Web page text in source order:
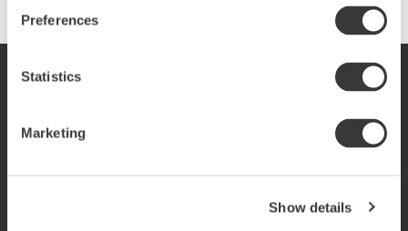
Preferences
Statistics
Marketing
Show details
Business contacts